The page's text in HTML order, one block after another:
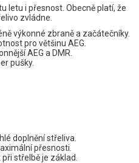
letu i přesnost. Obecně platí, že
zvládne.
výkonné zbraně a začátečníky.
pro většinu AEG.
AEG a DMR.
pušky.
doplnění střeliva.
přesnosti.
střelbě je základ.